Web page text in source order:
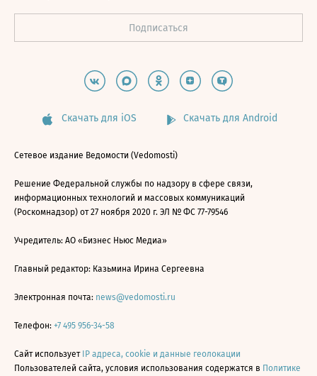
Скачать для iOS Скачать для Android
Сетевое издание Ведомости (Vedomosti)
Решение Федеральной службы по надзору в сфере связи,
информационных технологий и массовых коммуникаций
(Роскомнадзор) от 27 ноября 2020 г. ЭЛ № ФС 77-79546
Учредитель: АО «Бизнес Ньюс Медиа»
Главный редактор: Казьмина Ирина Сергеевна
Электронная почта: news@vedomosti.ru
Телефон: +7 495 956-34-58
Сайт использует IP адреса, cookie и данные геолокации
Пользователей сайта, условия использования содержатся в Политике